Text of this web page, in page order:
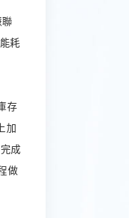
耗
存
加
成
做